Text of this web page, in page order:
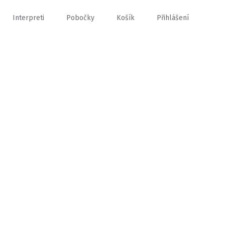
Interpreti Pobočky Košík Přihlášení